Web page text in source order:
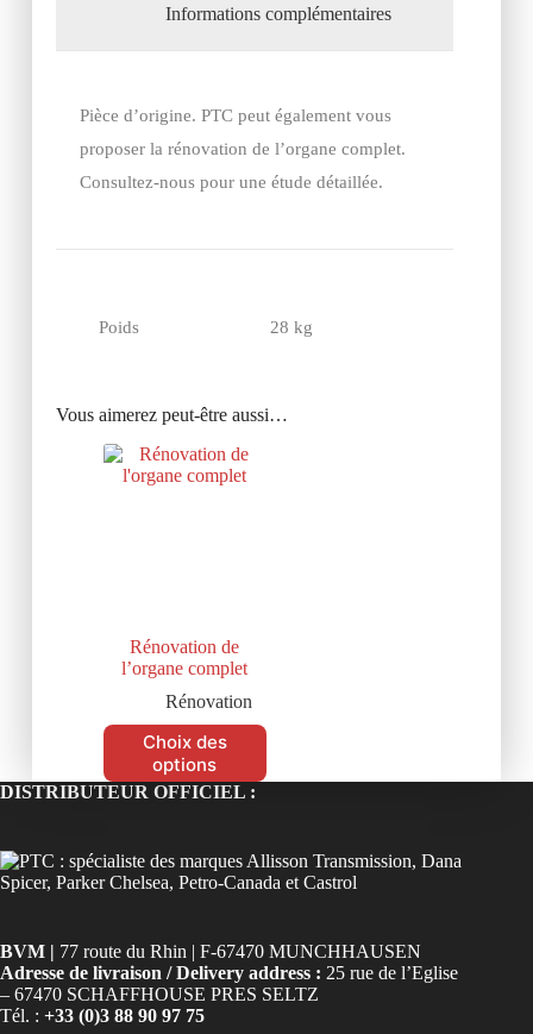
Informations complémentaires
Pièce d’origine. PTC peut également vous
proposer la rénovation de l’organe complet.
Consultez-nous pour une étude détaillée.
Poids 28 kg
Vous aimerez peut-être aussi…
Rénovation de
l’organe complet
Rénovation
Choix des
options
DISTRIBUTEUR OFFICIEL :
BVM | 77 route du Rhin | F-67470 MUNCHHAUSEN
Adresse de livraison / Delivery address : 25 rue de l’Eglise
– 67470 SCHAFFHOUSE PRES SELTZ
Tél. : +33 (0)3 88 90 97 75